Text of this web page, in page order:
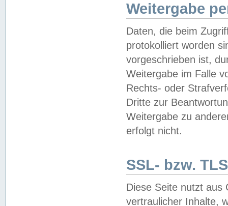
Weitergabe
Daten, die beim
protokolliert worden
vorgeschrieben ist,
Weitergabe im Falle
Rechts- oder
Dritte zur
Weitergabe zu
erfolgt nicht.
SSL- bzw.
Diese Seite nutzt aus
vertraulicher Inhalte,